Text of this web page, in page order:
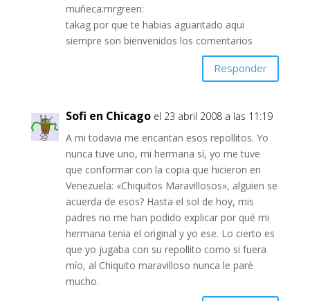
muñeca:mrgreen:
takag por que te habias aguantado aqui
siempre son bienvenidos los comentarios
Responder
Sofi en Chicago el 23 abril 2008 a las 11:19
A mi todavia me encantan esos repollitos. Yo
nunca tuve uno, mi hermana sí, yo me tuve
que conformar con la copia que hicieron en
Venezuela: «Chiquitos Maravillosos», alguien se
acuerda de esos? Hasta el sol de hoy, mis
padres no me han podido explicar por qué mi
hermana tenia el original y yo ese. Lo cierto es
que yo jugaba con su repollito como si fuera
mío, al Chiquito maravilloso nunca le paré
mucho.